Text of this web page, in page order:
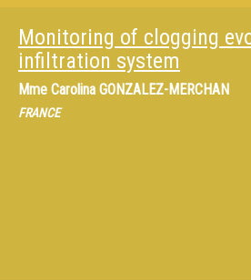
Monitoring of clogging
infiltration system
Mme Carolina GONZALEZ-MERCHAN
FRANCE